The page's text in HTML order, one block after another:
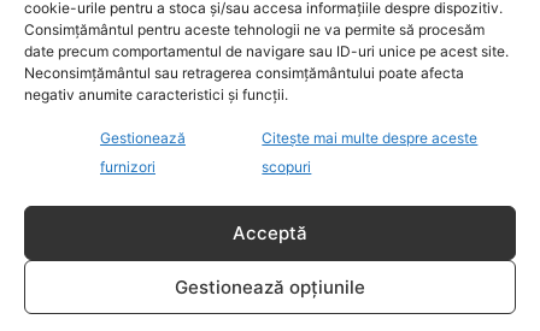
cookie-urile pentru a stoca și/sau accesa informațiile despre dispozitiv.
Consimțământul pentru aceste tehnologii ne va permite să procesăm
date precum comportamentul de navigare sau ID-uri unice pe acest site.
Neconsimțământul sau retragerea consimțământului poate afecta
negativ anumite caracteristici și funcții.
Gestionează
furnizori
Citește mai multe despre aceste
scopuri
Acceptă
Gestionează opțiunile
august. Autoritățile au intrat în linie
dreaptă cu una dintre cele mai[...]
Peiu îl acuză pe Nicușor Dan că minte în privința
aderării la zona euro: „Nu există niciun consens”